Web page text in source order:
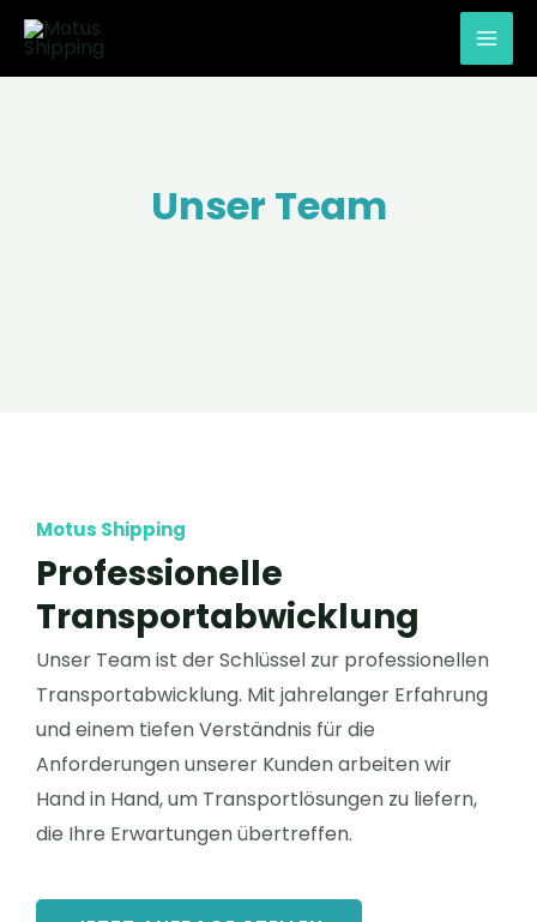
Zum
Inhalt
springen
Unser Team
Motus Shipping
Professionelle
Transportabwicklung
Unser Team ist der Schlüssel zur professionellen
Transportabwicklung. Mit jahrelanger Erfahrung
und einem tiefen Verständnis für die
Anforderungen unserer Kunden arbeiten wir
Hand in Hand, um Transportlösungen zu liefern,
die Ihre Erwartungen übertreffen.